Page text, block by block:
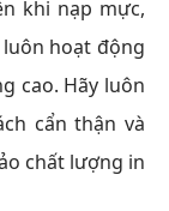
khi nạp mực,
hoạt động
cao. Hãy luôn
cẩn thận và
chất lượng in